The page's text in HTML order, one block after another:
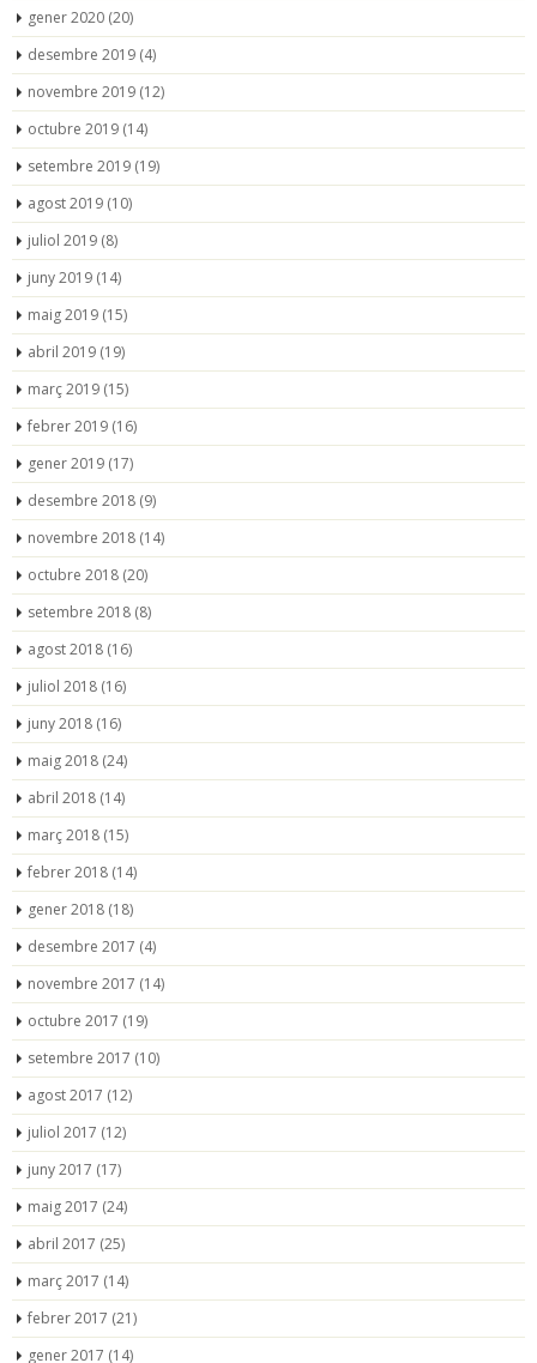
gener 2020 (20)
desembre 2019 (4)
novembre 2019 (12)
octubre 2019 (14)
setembre 2019 (19)
agost 2019 (10)
juliol 2019 (8)
juny 2019 (14)
maig 2019 (15)
abril 2019 (19)
març 2019 (15)
febrer 2019 (16)
gener 2019 (17)
desembre 2018 (9)
novembre 2018 (14)
octubre 2018 (20)
setembre 2018 (8)
agost 2018 (16)
juliol 2018 (16)
juny 2018 (16)
maig 2018 (24)
abril 2018 (14)
març 2018 (15)
febrer 2018 (14)
gener 2018 (18)
desembre 2017 (4)
novembre 2017 (14)
octubre 2017 (19)
setembre 2017 (10)
agost 2017 (12)
juliol 2017 (12)
juny 2017 (17)
maig 2017 (24)
abril 2017 (25)
març 2017 (14)
febrer 2017 (21)
gener 2017 (14)